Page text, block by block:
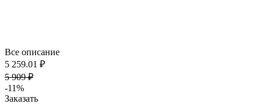
Все описание
5 259.01 ₽
5 909 ₽
-11%
Заказать